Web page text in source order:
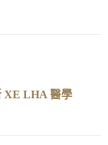
XE LHA 醫學